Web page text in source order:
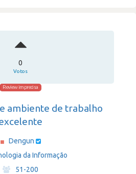
0
Votos
Review imprecisa
ambiente de trabalho
Dengun
da Informação
·
51-200